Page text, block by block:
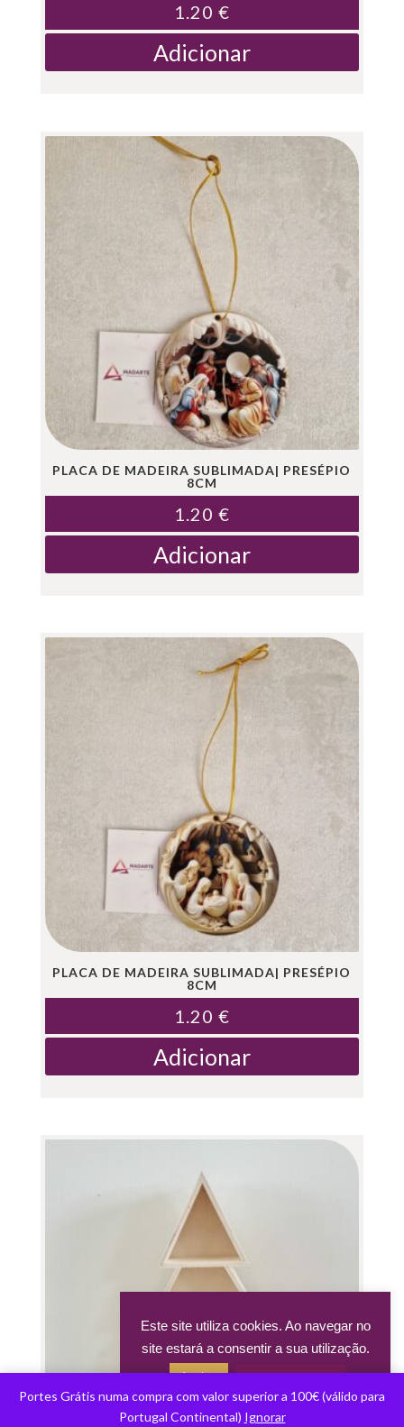
1.20 €
Adicionar
PLACA DE MADEIRA SUBLIMADA| PRESÉPIO
8CM
1.20 €
Adicionar
PLACA DE MADEIRA SUBLIMADA| PRESÉPIO
8CM
1.20 €
Adicionar
Este site utiliza cookies. Ao navegar no
site estará a consentir a sua utilização.
Aceitar
Portes Grátis numa compra com valor superior a 100€ (válido para
Portugal Continental) Ignorar